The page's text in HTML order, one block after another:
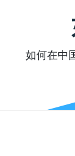
如何在中